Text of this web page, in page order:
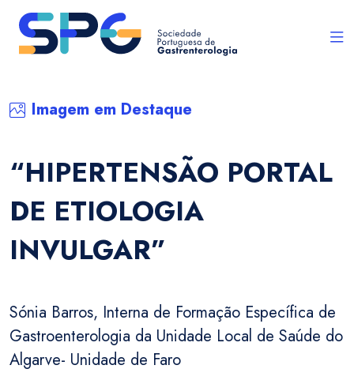
Imagem em Destaque
“HIPERTENSÃO PORTAL
DE ETIOLOGIA
INVULGAR”
Sónia Barros, Interna de Formação Específica de
Gastroenterologia da Unidade Local de Saúde do
Algarve- Unidade de Faro